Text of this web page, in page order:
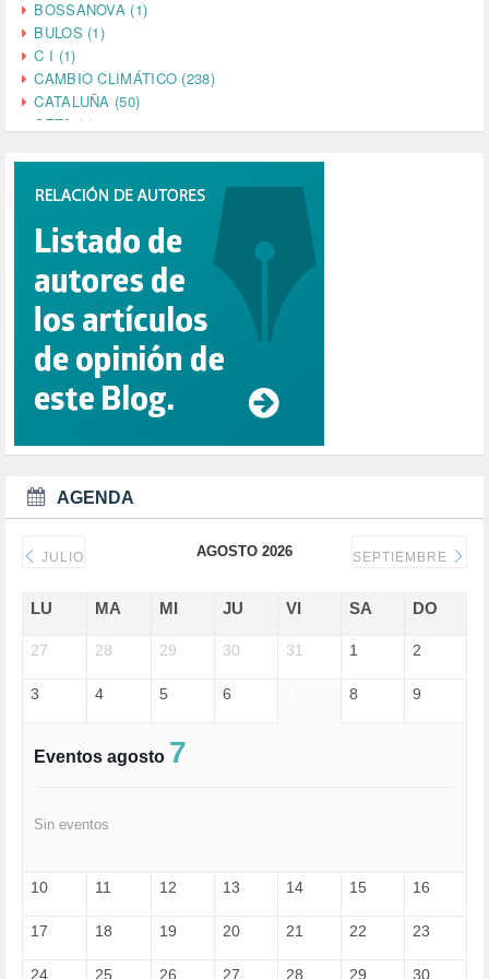
BOSSANOVA (1)
BULOS (1)
C I (1)
CAMBIO CLIMÁTICO (238)
CATALUÑA (50)
CETA (2)
CINE (35)
COMPROMISO (2)
CONFERENCIA (1)
CONSUMO (1)
CORONAVIRUS (155)
CORRUPCIÓN (215)
CULTURA (704)
DANA (78)
DD.HH. (1)
DEMOCRACIA (1)
DEMOCRAIA (1)
DEPORTES (2)
DERECHOS SOCIALES (739)
DONALD TRUMP (82)
EDGAR MORIN (1)
EMIGRACIÓN (4)
ESPECULACIÓN (2)
FELICIDAD (1)
FRANCISCO (5)
GUERRA (133)
HUMOR (1)
IA (1)
AGENDA
JULIO AGOSTO 2026 SEPTIEMBRE
LU MA MI JU VI SA DO
27 28 29 30 31 1 2
3 4 5 6 8 9
Eventos agosto 7
Sin eventos
10 11 12 13 14 15 16
17 18 19 20 21 22 23
24 25 26 27 28 29 30